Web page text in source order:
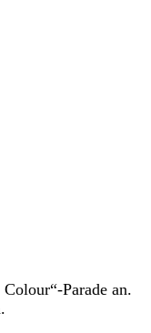
Parade an.